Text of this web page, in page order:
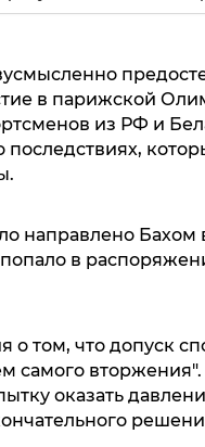
в парижской
из РФ и
последствиях,
направлено Бахом
в
о том, что допуск
самого вторжения".
оказать